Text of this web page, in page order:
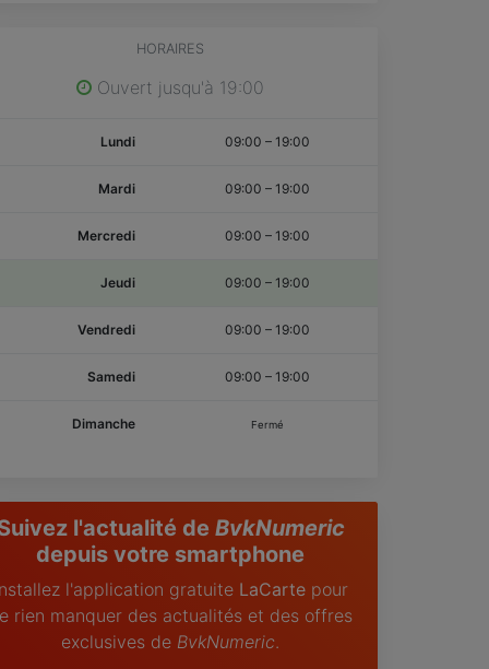
HORAIRES
Ouvert jusqu'à 19:00
Lundi 09:00 – 19:00
Mardi 09:00 – 19:00
Mercredi 09:00 – 19:00
Jeudi 09:00 – 19:00
Vendredi 09:00 – 19:00
Samedi 09:00 – 19:00
Dimanche Fermé
l'actualité de BvkNumeric
depuis votre smartphone
l'application gratuite LaCartepour
rien manquer des actualités et des offres
exclusives de BvkNumeric.